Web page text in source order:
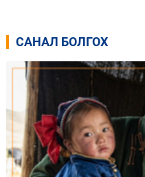
САНАЛ БОЛГОХ